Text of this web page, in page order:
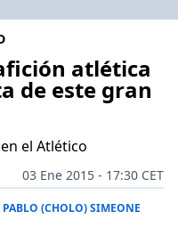
atlética
de este gran
el Atlético
03 Ene 2015 - 17:30 CET
(CHOLO) SIMEONE